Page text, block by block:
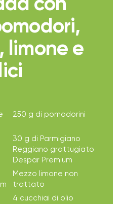
con
limone e
250 g di pomodorini
30 g di Parmigiano
Reggiano grattugiato
Despar Premium
Mezzo limone non
trattato
4 cucchiai di olio